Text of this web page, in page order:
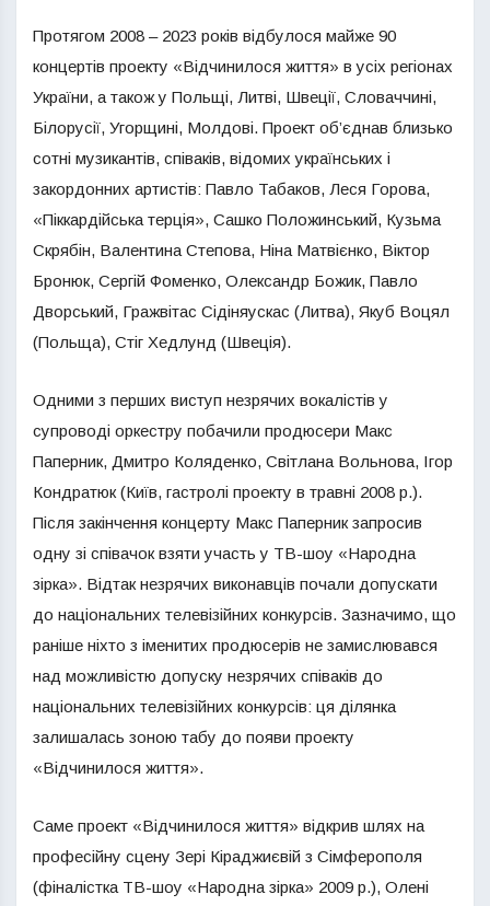
Протягом 2008 – 2023 років відбулося майже 90
концертів проекту «Відчинилося життя» в усіх регіонах
України, а також у Польщі, Литві, Швеції, Словаччині,
Білорусії, Угорщині, Молдові. Проект об’єднав близько
сотні музикантів, співаків, відомих українських і
закордонних артистів: Павло Табаков, Леся Горова,
«Піккардійська терція», Сашко Положинський, Кузьма
Скрябін, Валентина Степова, Ніна Матвієнко, Віктор
Бронюк, Сергій Фоменко, Олександр Божик, Павло
Дворський, Гражвітас Сідіняускас (Литва), Якуб Воцял
(Польща), Стіг Хедлунд (Швеція).
Одними з перших виступ незрячих вокалістів у
супроводі оркестру побачили продюсери Макс
Паперник, Дмитро Коляденко, Світлана Вольнова, Ігор
Кондратюк (Київ, гастролі проекту в травні 2008 р.).
Після закінчення концерту Макс Паперник запросив
одну зі співачок взяти участь у ТВ-шоу «Народна
зірка». Відтак незрячих виконавців почали допускати
до національних телевізійних конкурсів. Зазначимо, що
раніше ніхто з іменитих продюсерів не замислювався
над можливістю допуску незрячих співаків до
національних телевізійних конкурсів: ця ділянка
залишалась зоною табу до появи проекту
«Відчинилося життя».
Саме проект «Відчинилося життя» відкрив шлях на
професійну сцену Зері Кіраджиєвій з Сімферополя
(фіналістка ТВ-шоу «Народна зірка» 2009 р.), Олені